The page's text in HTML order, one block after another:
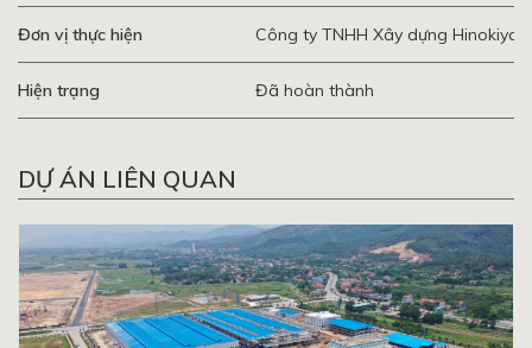
Đơn vị thực hiện Công ty TNHH Xây dựng Hinokiya
Hiện trạng Đã hoàn thành
DỰ ÁN LIÊN QUAN